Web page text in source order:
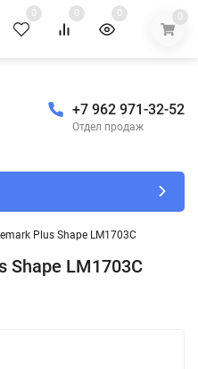
0 0 0 0
+7 962 971-32-52
Отдел продаж
Plus Shape LM1703C
Shape LM1703C